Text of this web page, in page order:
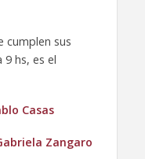
cumplen sus
hs, es el
Casas
Zangaro